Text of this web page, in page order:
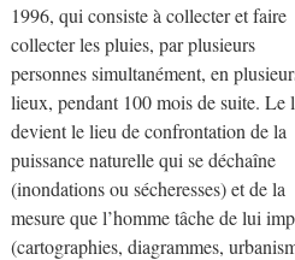
1996, qui consiste à collecter et faire
collecter les pluies, par plusieurs
personnes simultanément, en
lieux, pendant 100 mois de suite. Le
devient le lieu de confrontation de la
puissance naturelle qui se déchaîne
(inondations ou sécheresses) et de la
mesure que l’homme tâche de lui
(cartographies, diagrammes,